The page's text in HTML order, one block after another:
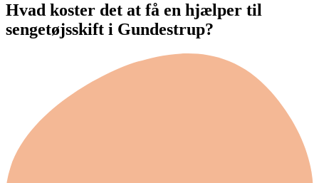
Hvad koster det at få en hjælper til
sengetøjsskift i Gundestrup?